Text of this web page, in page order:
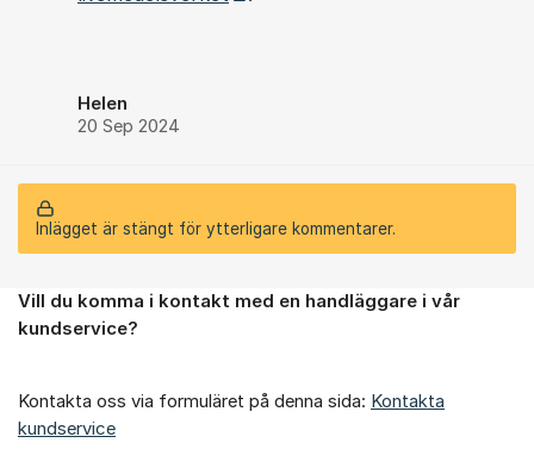
Helen
20 Sep 2024
Inlägget är stängt för ytterligare kommentarer.
Om forumet
Vill du komma i kontakt med en handläggare i vår
kundservice?
Kontakta oss via formuläret på denna sida: Kontakta
kundservice